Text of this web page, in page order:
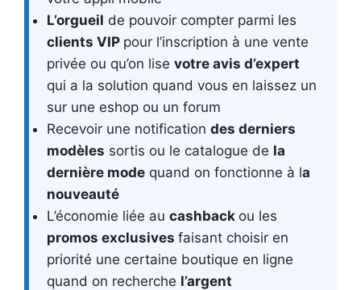
L’orgueil de pouvoir compter parmi les
clients VIP pour l’inscription à une vente
privée ou qu’on lisevotre avis d’expert
qui a la solution quand vous en laissez un
sur une eshop ou un forum
Recevoir une notificationdes derniers
modèles sortis ou le catalogue de la
dernière mode quand on fonctionne à la
nouveauté
L’économie liée aucashback ou les
promos exclusivesfaisant choisir en
priorité une certaine boutique en ligne
quand on recherche l’argent